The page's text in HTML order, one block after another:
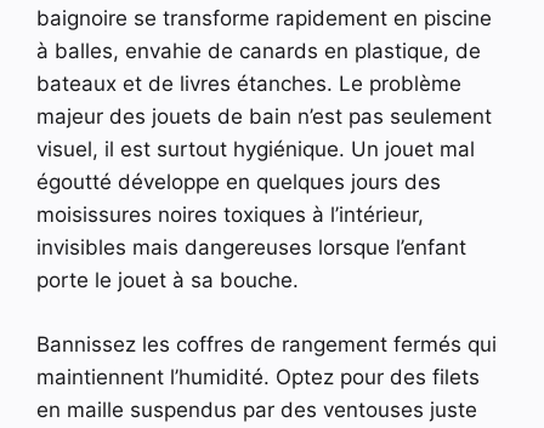
baignoire se transforme rapidement en piscine
à balles, envahie de canards en plastique, de
bateaux et de livres étanches. Le problème
majeur des jouets de bain n’est pas seulement
visuel, il est surtout hygiénique. Un jouet mal
égoutté développe en quelques jours des
moisissures noires toxiques à l’intérieur,
invisibles mais dangereuses lorsque l’enfant
porte le jouet à sa bouche.
Bannissez les coffres de rangement fermés qui
maintiennent l’humidité. Optez pour des filets
en maille suspendus par des ventouses juste